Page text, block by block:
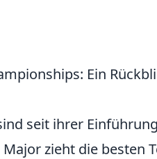
Ein
seit ihrer
Major zieht die besten